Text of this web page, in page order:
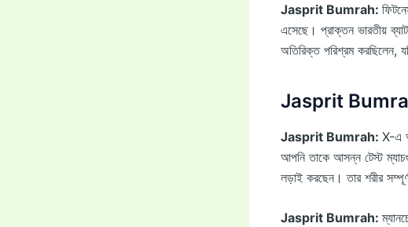
Jasprit Bumrah:
এসেছে। প্রাক্তন ভারতীয়
অতিরিক্ত পরিশ্রম করছিলেন,
Jasprit
Jasprit Bumrah: X-এ
আপনি তাকে আসন্ন টেস্ট
লড়াই করছেন। তার শরীর
Jasprit Bumrah: